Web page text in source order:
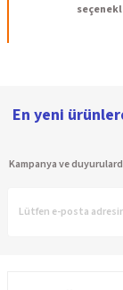
En yeni
Kampanya ve